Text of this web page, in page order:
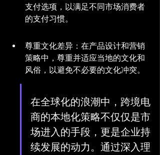
支付选项，以满足不同市场消费者
的支付习惯。
尊重文化差异：在产品设计和营销
策略中，尊重并适应当地的文化和
风俗，以避免不必要的文化冲突。
在全球化的浪潮中，跨境电
商的本地化策略不仅仅是市
场进入的手段，更是企业持
续发展的动力。通过深入理